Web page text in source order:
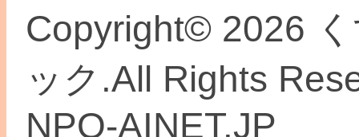
Copyright© 2026
ック.All Rights
NPO-AINET.JP